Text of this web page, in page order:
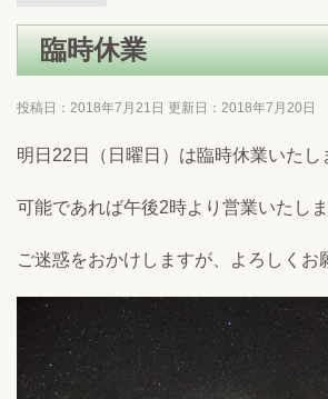
臨時休業
投稿日：2018年7月21日 更新日： 2018年7月20日
明日22日（日曜日）は臨時休業いたし
可能であれば午後2時より営業いたしま
ご迷惑をおかけしますが、よろしくお